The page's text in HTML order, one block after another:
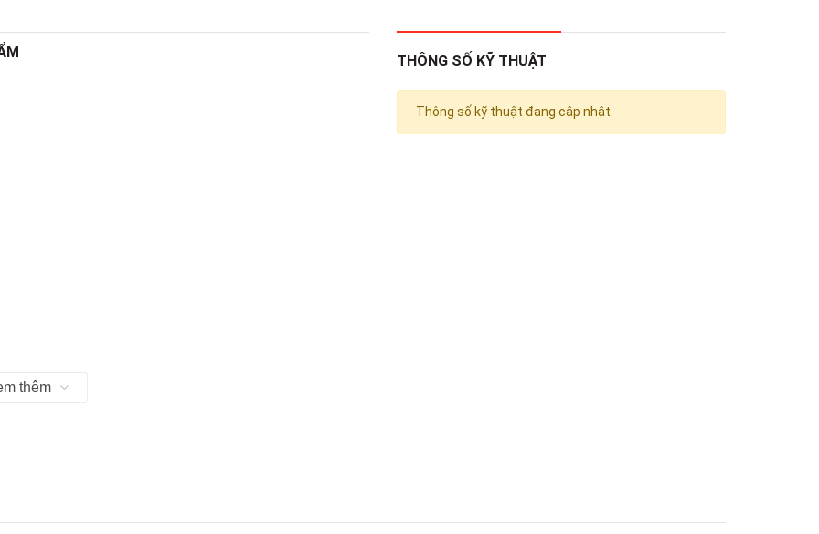
thêm
THÔNG SỐ KỸ THUẬT
Thông số kỹ thuật đang cập nhật.